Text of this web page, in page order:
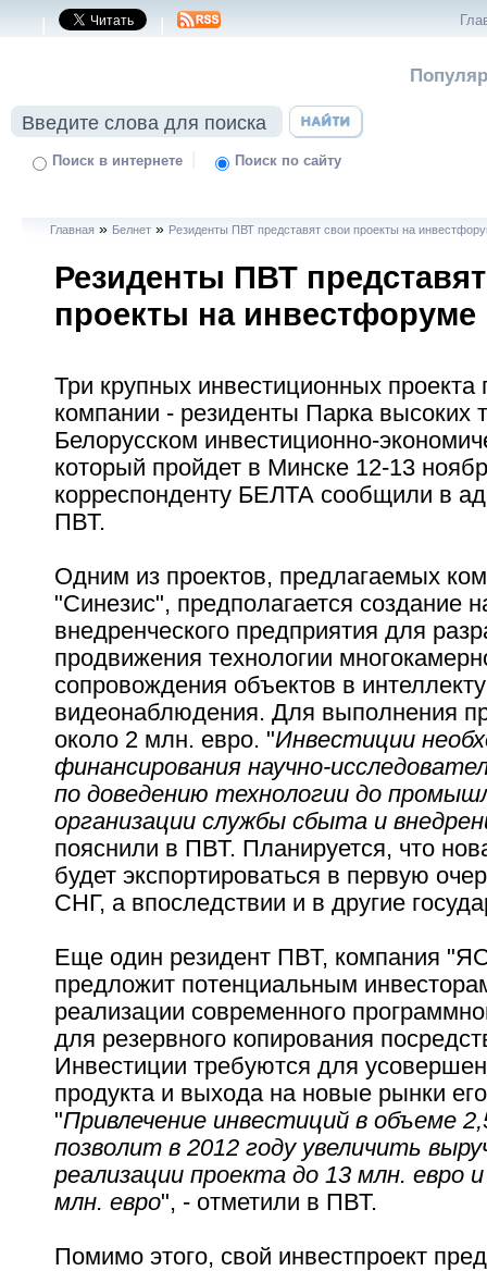
| |
Поиск в интернете | Поиск по сайту
Главная » Белнет » Резиденты ПВТ представят свои проекты на
Резиденты ПВТ
проекты на инвестфоруме
Три крупных инвестиционных проекта
компании - резиденты Парка высоких
Белорусском инвестиционно-
который пройдет в Минске 12-13
корреспонденту БЕЛТА сообщили в
ПВТ.
Одним из проектов, предлагаемых
"Синезис", предполагается создание
внедренческого предприятия для
продвижения технологии
сопровождения объектов в
видеонаблюдения. Для выполнения
около 2 млн. евро. "Инвестиции
финансирования научно-
по доведению технологии до
организации службы сбыта и
пояснили в ПВТ. Планируется, что
будет экспортироваться в первую
СНГ, а впоследствии и в другие
Еще один резидент ПВТ, компания
предложит потенциальным
реализации современного
для резервного копирования
Инвестиции требуются для
продукта и выхода на новые рынки
"Привлечение инвестиций в объеме
позволит в 2012 году увеличить
реализации проекта до 13 млн. евро
млн. евро", - отметили в ПВТ.
Помимо этого, свой инвестпроект